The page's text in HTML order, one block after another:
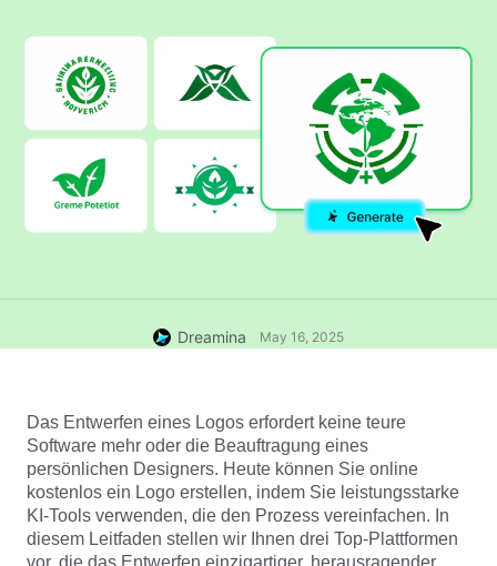
Dreamina May 16, 2025
Das Entwerfen eines Logos erfordert keine teure
Software mehr oder die Beauftragung eines
persönlichen Designers. Heute können Sie online
kostenlos ein Logo erstellen, indem Sie leistungsstarke
KI-Tools verwenden, die den Prozess vereinfachen. In
diesem Leitfaden stellen wir Ihnen drei Top-Plattformen
vor, die das Entwerfen einzigartiger, herausragender